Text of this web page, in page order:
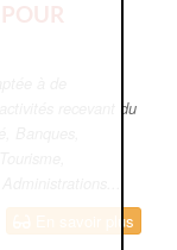
activités recevant du
En savoir plus